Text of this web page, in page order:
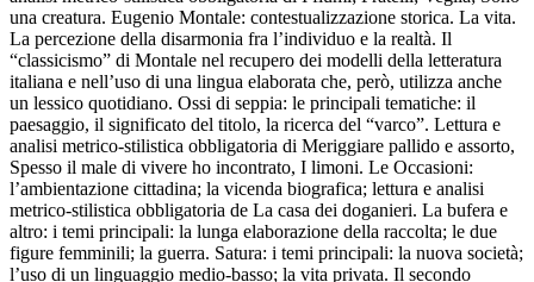
una creatura. Eugenio Montale: contestualizzazione storica. La vita.
La percezione della disarmonia fra l’individuo e la realtà. Il
“classicismo” di Montale nel recupero dei modelli della letteratura
italiana e nell’uso di una lingua elaborata che, però, utilizza anche
un lessico quotidiano. Ossi di seppia: le principali tematiche: il
paesaggio, il significato del titolo, la ricerca del “varco”. Lettura e
analisi metrico-stilistica obbligatoria di Meriggiare pallido e assorto,
Spesso il male di vivere ho incontrato, I limoni. Le Occasioni:
l’ambientazione cittadina; la vicenda biografica; lettura e analisi
metrico-stilistica obbligatoria de La casa dei doganieri. La bufera e
altro: i temi principali: la lunga elaborazione della raccolta; le due
figure femminili; la guerra. Satura: i temi principali: la nuova società;
l’uso di un linguaggio medio-basso; la vita privata. Il secondo